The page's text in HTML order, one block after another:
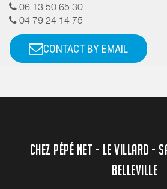
06 13 50 65 30
04 79 24 14 75
CONTACT BY EMAIL
CHEZ PÉPÉ NET - LE VILLARD -
BELLEVILLE